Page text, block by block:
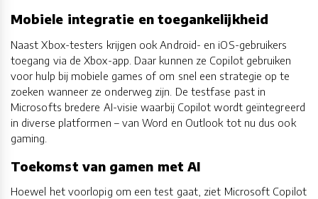
Mobiele integratie en toegankelijkheid
Naast Xbox-testers krijgen ook Android- en iOS-gebruikers
toegang via de Xbox-app. Daar kunnen ze Copilot gebruiken
voor hulp bij mobiele games of om snel een strategie op te
zoeken wanneer ze onderweg zijn. De testfase past in
Microsofts bredere AI-visie waarbij Copilot wordt geïntegreerd
in diverse platformen – van Word en Outlook tot nu dus ook
gaming.
Toekomst van gamen met AI
Hoewel het voorlopig om een test gaat, ziet Microsoft Copilot